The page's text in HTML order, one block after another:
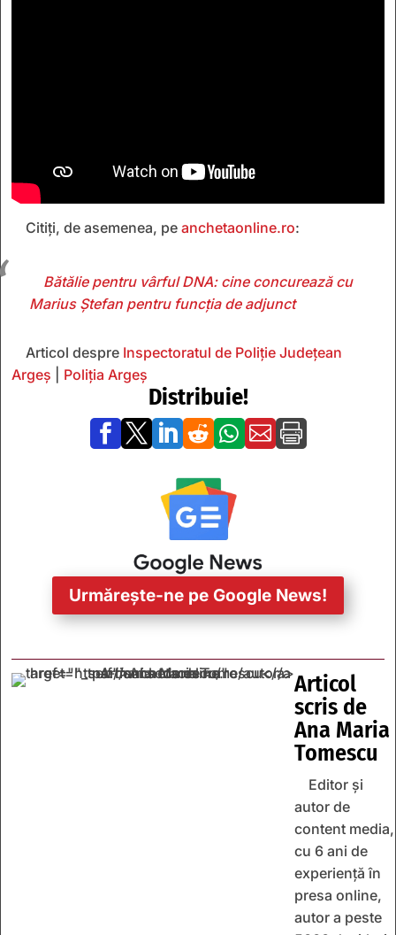
Citiți, de asemenea, pe anchetaonline.ro:
Bătălie pentru vârful DNA: cine concurează cu
Marius Ștefan pentru funcția de adjunct
Articol despre Inspectoratul de Poliție Județean
Argeș
Poliţia Argeş
Distribuie!
      
Urmărește-ne pe Google News!
Articol
scris de
Ana Maria
Tomescu
Editor și
autor de
content media,
cu 6 ani de
experiență în
presa online,
autor a peste